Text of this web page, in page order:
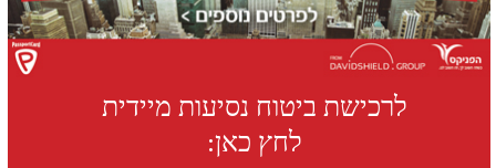
ביטוח רפואי לחו"ל
האתר נבנה ע"י קידום פלוס
בניית אתרים וקידום אתרים